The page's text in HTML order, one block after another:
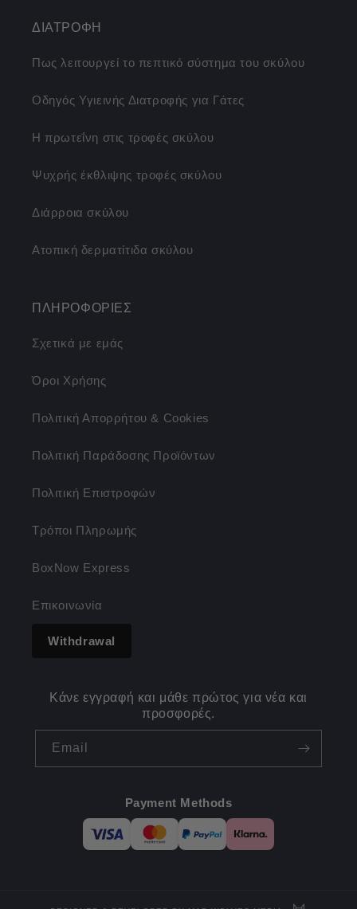
ΔΙΑΤΡΟΦΗ
Πως λειτουργεί το πεπτικό σύστημα του σκύλου
Οδηγός Υγιεινής Διατροφής για Γάτες
Η πρωτεΐνη στις τροφές σκύλου
Ψυχρής έκθλιψης τροφές σκύλου
Διάρροια σκύλου
Ατοπική δερματίτιδα σκύλου
ΠΛΗΡΟΦΟΡΙΕΣ
Σχετικά με εμάς
Όροι Χρήσης
Πολιτική Απορρήτου & Cookies
Πολιτική Παράδοσης Προϊόντων
Πολιτική Επιστροφών
Τρόποι Πληρωμής
BoxNow Express
Επικοινωνία
Withdrawal
Κάνε εγγραφή και μάθε πρώτος για νέα και
προσφορές.
Email
Payment Methods